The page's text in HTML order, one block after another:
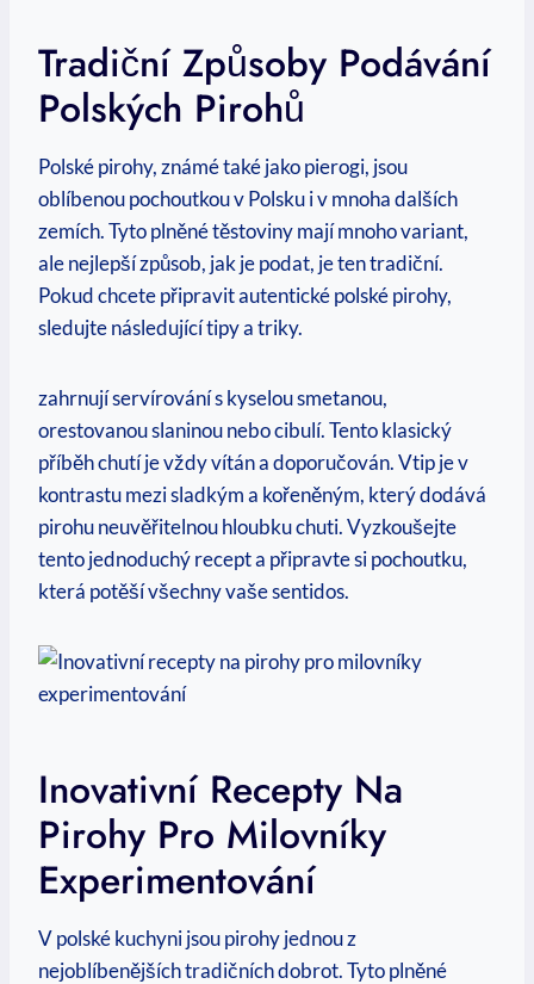
Tradiční Způsoby Podávání
Polských Pirohů
Polské pirohy, známé také jako pierogi, jsou
oblíbenou pochoutkou v Polsku i v mnoha dalších
zemích. Tyto plněné těstoviny mají mnoho variant,
ale nejlepší způsob, jak je podat, je ten tradiční.
Pokud chcete připravit autentické polské pirohy,
sledujte následující tipy a triky.
zahrnují servírování s kyselou smetanou,
orestovanou slaninou nebo cibulí. Tento klasický
příběh chutí je vždy vítán a doporučován. Vtip je v
kontrastu mezi sladkým a kořeněným, který dodává
pirohu neuvěřitelnou hloubku chuti. Vyzkoušejte
tento jednoduchý recept a připravte si pochoutku,
která potěší všechny vaše sentidos.
Inovativní Recepty Na
Pirohy Pro Milovníky
Experimentování
V polské kuchyni jsou pirohy jednou z
nejoblíbenějších tradičních dobrot. Tyto plněné